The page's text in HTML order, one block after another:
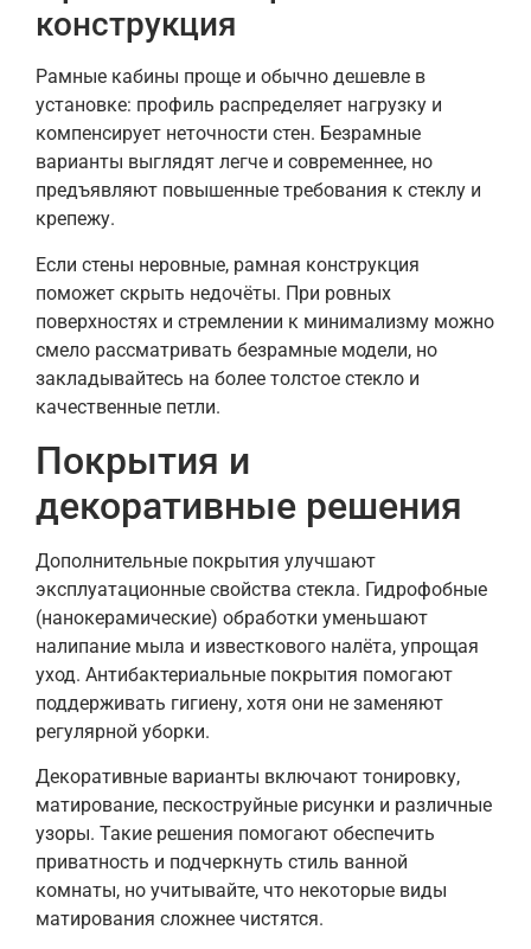
конструкция
Рамные кабины проще и обычно дешевле в
установке: профиль распределяет нагрузку и
компенсирует неточности стен. Безрамные
варианты выглядят легче и современнее, но
предъявляют повышенные требования к стеклу и
крепежу.
Если стены неровные, рамная конструкция
поможет скрыть недочёты. При ровных
поверхностях и стремлении к минимализму можно
смело рассматривать безрамные модели, но
закладывайтесь на более толстое стекло и
качественные петли.
Покрытия и
декоративные решения
Дополнительные покрытия улучшают
эксплуатационные свойства стекла. Гидрофобные
(нанокерамические) обработки уменьшают
налипание мыла и известкового налёта, упрощая
уход. Антибактериальные покрытия помогают
поддерживать гигиену, хотя они не заменяют
регулярной уборки.
Декоративные варианты включают тонировку,
матирование, пескоструйные рисунки и различные
узоры. Такие решения помогают обеспечить
приватность и подчеркнуть стиль ванной
комнаты, но учитывайте, что некоторые виды
матирования сложнее чистятся.